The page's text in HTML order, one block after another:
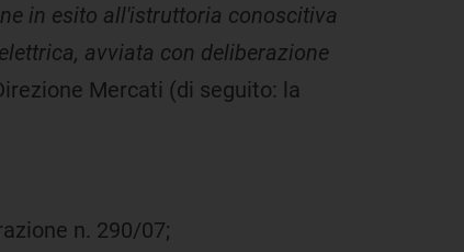
in esito all'istruttoria conoscitiva
avviata con deliberazione
Mercati (di seguito: la
n. 290/07;